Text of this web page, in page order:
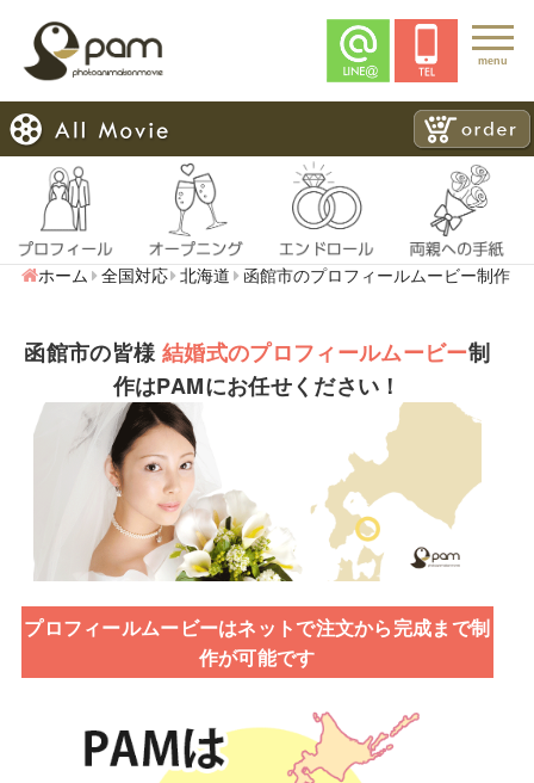
menu
ホーム 全国対応 北海道 函館市のプロフィールムービー制作
函館市の皆様結婚式のプロフィールムービー制
作はPAMにお任せください！
プロフィールムービーはネットで注文から完成まで制
作が可能です